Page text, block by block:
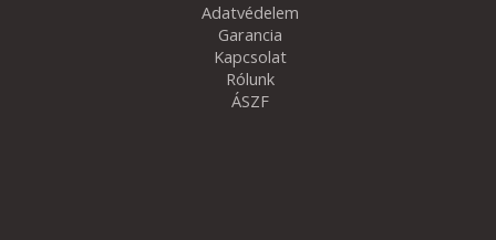
Adatvédelem
Garancia
Kapcsolat
Rólunk
ÁSZF